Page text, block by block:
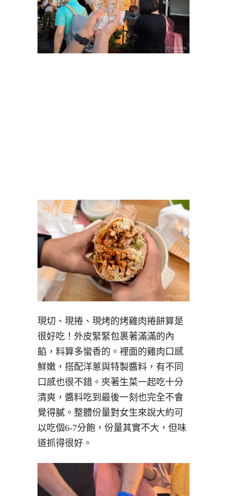
現切、現捲、現烤的烤雞肉捲餅算是
很好吃！外皮緊緊包裹著滿滿的內
餡，料算多蠻香的。裡面的雞肉口感
鮮嫩，搭配洋蔥與特製醬料，有不同
口感也很不錯。夾著生菜一起吃十分
清爽，醬料吃到最後一刻也完全不會
覺得膩。整體份量對女生來說大約可
以吃個6-7分飽，份量其實不大，但味
道抓得很好。